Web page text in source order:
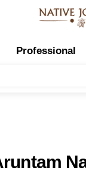
Professional